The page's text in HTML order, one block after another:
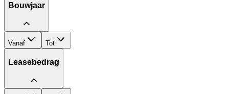
Bouwjaar
Vanaf Tot
Leasebedrag